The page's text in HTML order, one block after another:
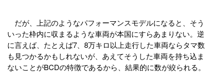
だが、上記のようなパフォーマンスモデルになると、そう
いった枠内に収まるような車両が本国にすらあまりない。逆
に言えば、たとえば7、8万キロ以上走行した車両ならタマ数
も見つかるかもしれないが、あえてそうした車両を持ち込ま
ないことがBCDの特徴であるから、結果的に数が絞られる。